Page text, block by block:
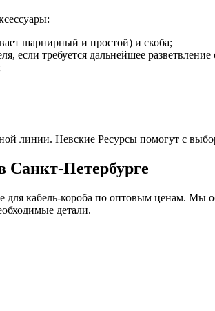
шарнирный и простой) и скоба;
если требуется дальнейшее
линии. Невские Ресурсы помогут с
Санкт-Петербурге
кабель-короба по оптовым ценам.
детали.